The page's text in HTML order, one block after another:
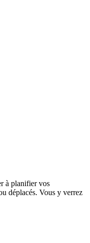
à planifier vos
déplacés. Vous y verrez